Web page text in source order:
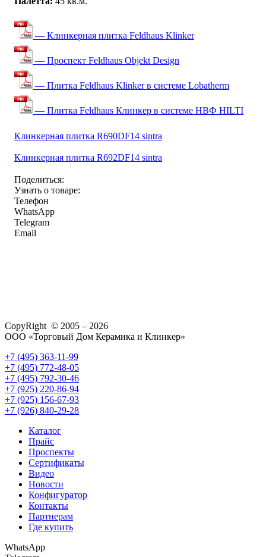
— Клинкерная плитка Feldhaus Klinker
— Проспект Feldhaus Objekt Design
— Плитка Feldhaus Klinker в системе Lobatherm
— Плитка Feldhaus Клинкер в системе НВФ HILTI
Клинкерная плитка R690DF14 sintra
Клинкерная плитка R692DF14 sintra
Поделиться:
Узнать о товаре:
Телефон
WhatsApp
Telegram
Email
CopyRight © 2005 – 2026
ООО «Торговый Дом Керамика и Клинкер»
+7 (495) 363-11-99
+7 (495) 772-48-05
+7 (495) 792-30-46
+7 (925) 220-86-94
+7 (925) 156-67-93
+7 (926) 840-29-28
Каталог
Прайс
Проспекты
Сертификаты
Видео
Новости
Конфигуратор
Контакты
Партнерам
Где купить
WhatsApp